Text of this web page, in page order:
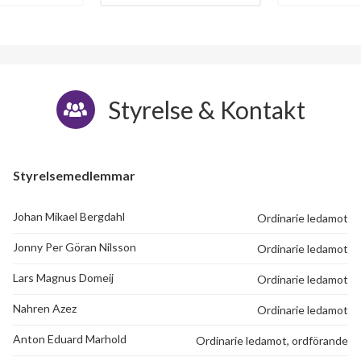
64
lägenheter
Styrelse & Kontakt
Styrelsemedlemmar
Johan Mikael Bergdahl Ordinarie ledamot
Jonny Per Göran Nilsson Ordinarie ledamot
Lars Magnus Domeij Ordinarie ledamot
Nahren Azez Ordinarie ledamot
Anton Eduard Marhold Ordinarie ledamot, ordförande